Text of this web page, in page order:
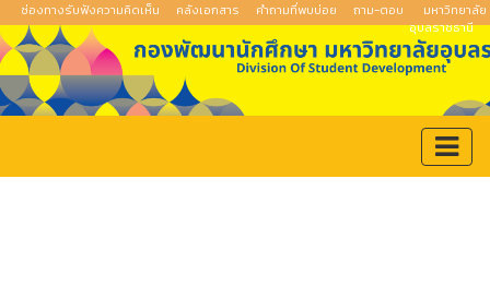
ช่องทางรับฟังความคิดเห็น คลังเอกสาร คำถามที่พบบ่อย ถาม-ตอบ
มหาวิทยาลัย
อุบลราชธานี